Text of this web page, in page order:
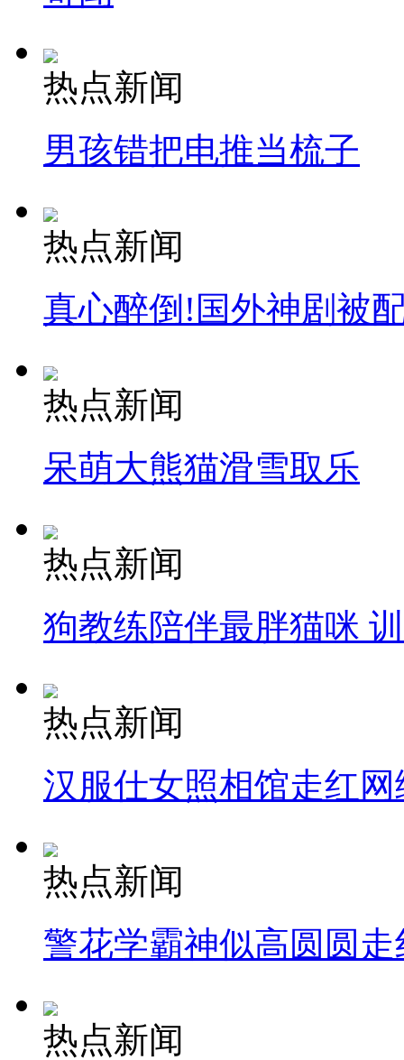
热点新闻
男孩错把电推当梳子
热点新闻
真心醉倒!国外神剧被
热点新闻
呆萌大熊猫滑雪取乐
热点新闻
狗教练陪伴最胖猫咪
热点新闻
汉服仕女照相馆走红网
热点新闻
警花学霸神似高圆圆走
热点新闻